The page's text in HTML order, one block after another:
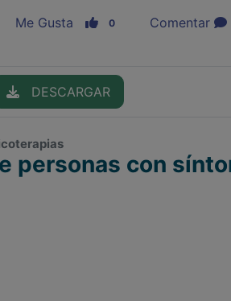
Me Gusta 0 Comentar
DESCARGAR
personas con